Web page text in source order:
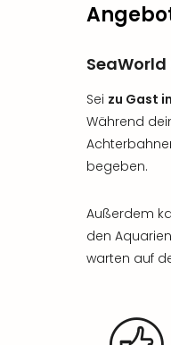
Sei zu Gast
Während
begeben.
Außerdem
den
warten auf